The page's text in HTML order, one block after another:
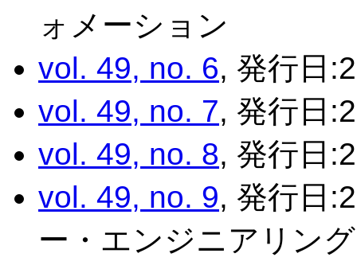
ォメーション
vol. 49, no. 6, 発行日
vol. 49, no. 7, 発行日
vol. 49, no. 8, 発行日
vol. 49, no. 9, 発行日
ー・エンジニアリング